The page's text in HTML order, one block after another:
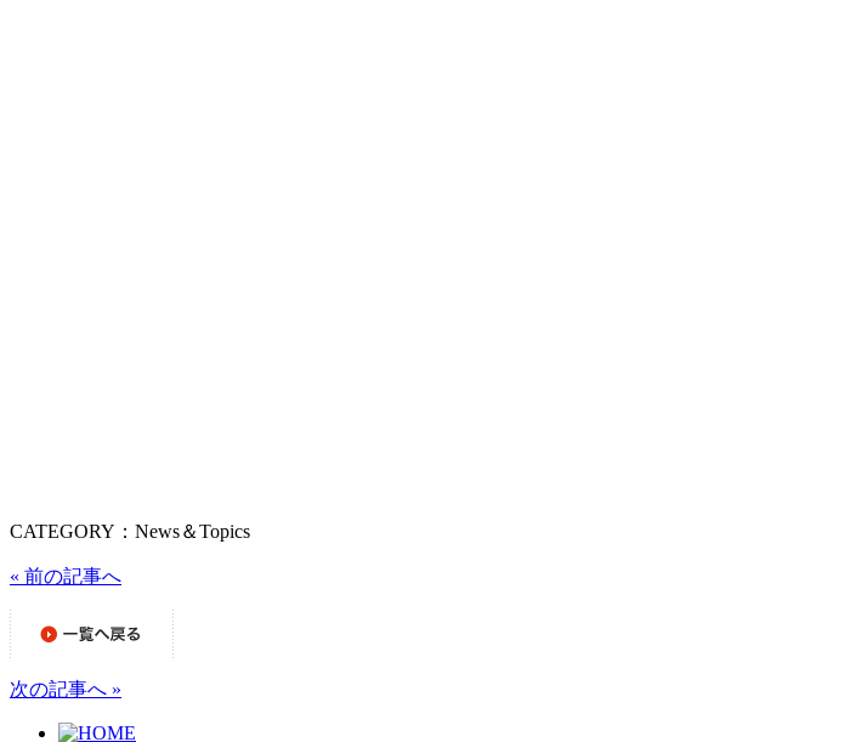
CATEGORY：News＆Topics
« 前の記事へ
次の記事へ »